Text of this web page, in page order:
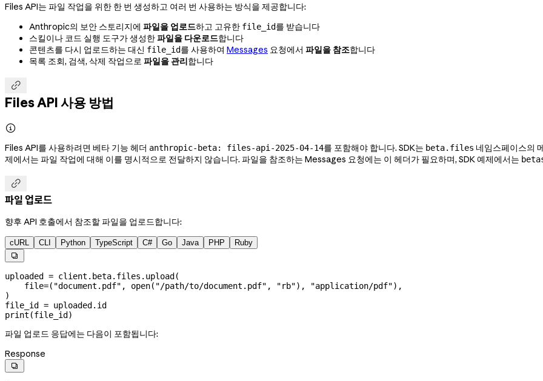
Files API는 파일 작업을 위한 한 번 생성하고 여러 번 사용하는 방식을 제공합니다:
Anthropic의 보안 스토리지에 파일을 업로드하고 고유한 file_id를 받습니다
스킬이나 코드 실행 도구가 생성한파일을 다운로드합니다
콘텐츠를 다시 업로드하는 대신 file_id를 사용하여 Messages 요청에서 파일을 참조합니다
목록 조회, 검색, 삭제 작업으로 파일을 관리합니다

Files API 사용 방법

Files API를 사용하려면 베타 기능 헤더 anthropic-beta: files-api-2025-04-14를 포함해야 합니다. SDK는 beta.files 네임스페이스의
제에서는 파일 작업에 대해 이를 명시적으로 전달하지 않습니다. 파일을 참조하는 Messages 요청에는 이 헤더가 필요하며, SDK 예제에서는

파일 업로드
향후 API 호출에서 참조할 파일을 업로드합니다:
cURL CLI Python TypeScript C# Go Java PHP Ruby

uploaded = client.beta.files.upload(
    file
=( "document.pdf" , open( "/path/to/document.pdf" , "rb"), "application/pdf"),
)
file_id = uploaded.id
print (file_id)
파일 업로드 응답에는 다음이 포함됩니다:
Response
